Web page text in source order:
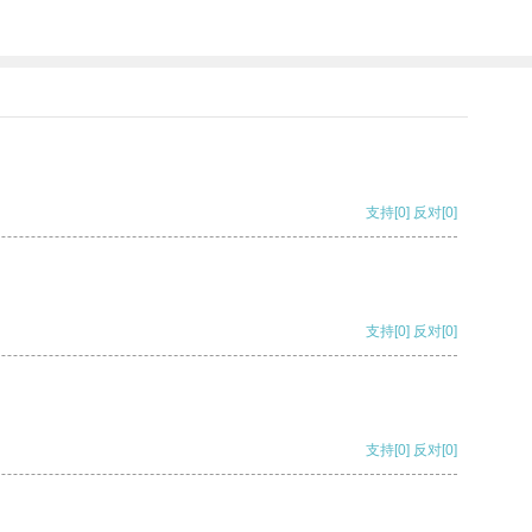
支持[0] 反对[0]
支持[0] 反对[0]
支持[0] 反对[0]